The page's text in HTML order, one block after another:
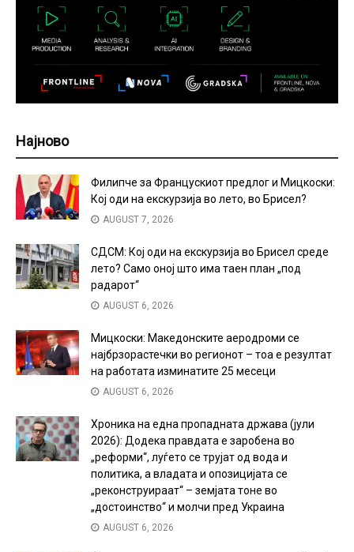
Најново
Филипче за Францускиот предлог и Мицкоски:
Кој оди на екскурзија во лето, во Брисел?
AUGUST 7, 2026
СДСМ: Кој оди на екскурзија во Брисел среде
лето? Само оној што има таен план „под
радарот“
AUGUST 6, 2026
Мицкоски: Македонските аеродроми се
најбрзорастечки во регионот – тоа е резултат
на работата изминатите 25 месеци
AUGUST 6, 2026
Хроника на една пропадната држава (јули
2026): Додека правдата е заробена во
„реформи“, луѓето се трујат од вода и
политика, а владата и опозицијата се
„реконструираат“ – земјата тоне во
„достоинство“ и молчи пред Украина
AUGUST 6, 2026